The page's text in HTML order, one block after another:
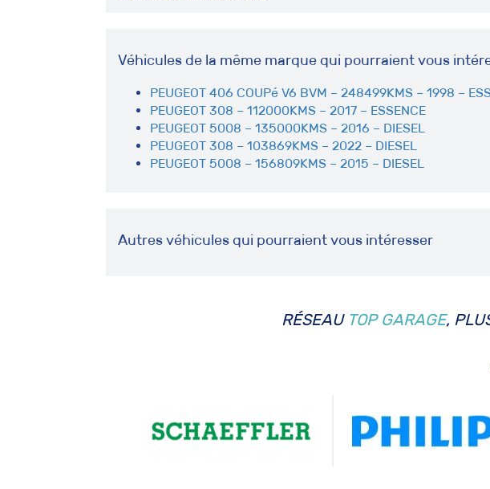
Véhicules de la même marque qui pourraient vous
PEUGEOT 406 COUPé V6 BVM – 248499KMS – 1998 –
PEUGEOT 308 – 112000KMS – 2017 – ESSENCE
PEUGEOT 5008 – 135000KMS – 2016 – DIESEL
PEUGEOT 308 – 103869KMS – 2022 – DIESEL
PEUGEOT 5008 – 156809KMS – 2015 – DIESEL
Autres véhicules qui pourraient vous intéresser
RÉSEAU TOP GARAGE,